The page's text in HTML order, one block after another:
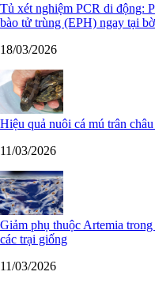
Tủ xét nghiệm PCR di động:
bào tử trùng (EPH) ngay tại
18/03/2026
Hiệu quả nuôi cá mú trân
11/03/2026
Giảm phụ thuộc Artemia
các trại giống
11/03/2026